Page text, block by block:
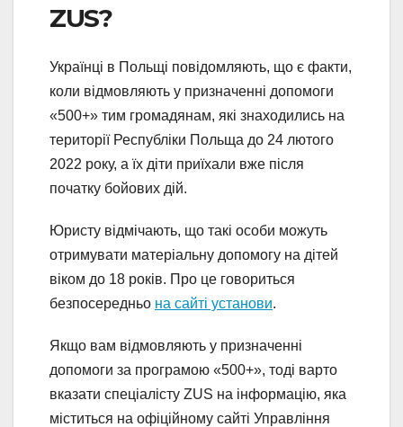
ZUS?
Українці в Польщі повідомляють, що є факти,
коли відмовляють у призначенні допомоги
«500+» тим громадянам, які знаходились на
території Республіки Польща до 24 лютого
2022 року, а їх діти приїхали вже після
початку бойових дій.
Юристу відмічають, що такі особи можуть
отримувати матеріальну допомогу на дітей
віком до 18 років. Про це говориться
безпосередньо на сайті установи.
Якщо вам відмовляють у призначенні
допомоги за програмою «500+», тоді варто
вказати спеціалісту ZUS на інформацію, яка
міститься на офіційному сайті Управління